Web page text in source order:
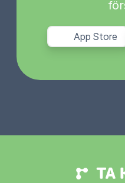
App Store